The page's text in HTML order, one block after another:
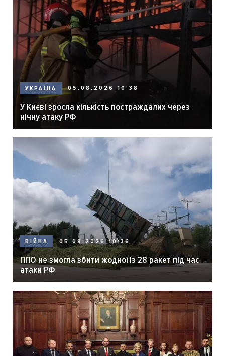
УКРАЇНА 05.08.2026 10:38
У Києві зросла кількість постраждалих через
нічну атаку РФ
ВІЙНА 05.08.2026 10:36
ППО не змогла збити жодної із 28 ракет під час
атаки РФ